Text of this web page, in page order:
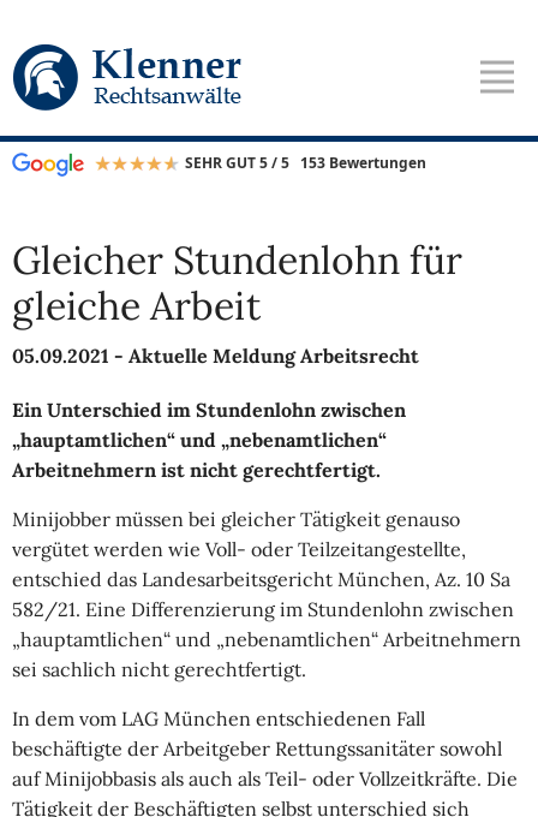
SEHR GUT 5 / 5 153 Bewertungen
Gleicher Stundenlohn für
gleiche Arbeit
05.09.2021 - Aktuelle Meldung Arbeitsrecht
Ein Unterschied im Stundenlohn zwischen
„hauptamtlichen“ und „nebenamtlichen“
Arbeitnehmern ist nicht gerechtfertigt.
Minijobber müssen bei gleicher Tätigkeit genauso
vergütet werden wie Voll- oder Teilzeitangestellte,
entschied das Landesarbeitsgericht München, Az. 10 Sa
582/21. Eine Differenzierung im Stundenlohn zwischen
„hauptamtlichen“ und „nebenamtlichen“ Arbeitnehmern
sei sachlich nicht gerechtfertigt.
In dem vom LAG München entschiedenen Fall
beschäftigte der Arbeitgeber Rettungssanitäter sowohl
auf Minijobbasis als auch als Teil- oder Vollzeitkräfte. Die
Tätigkeit der Beschäftigten selbst unterschied sich